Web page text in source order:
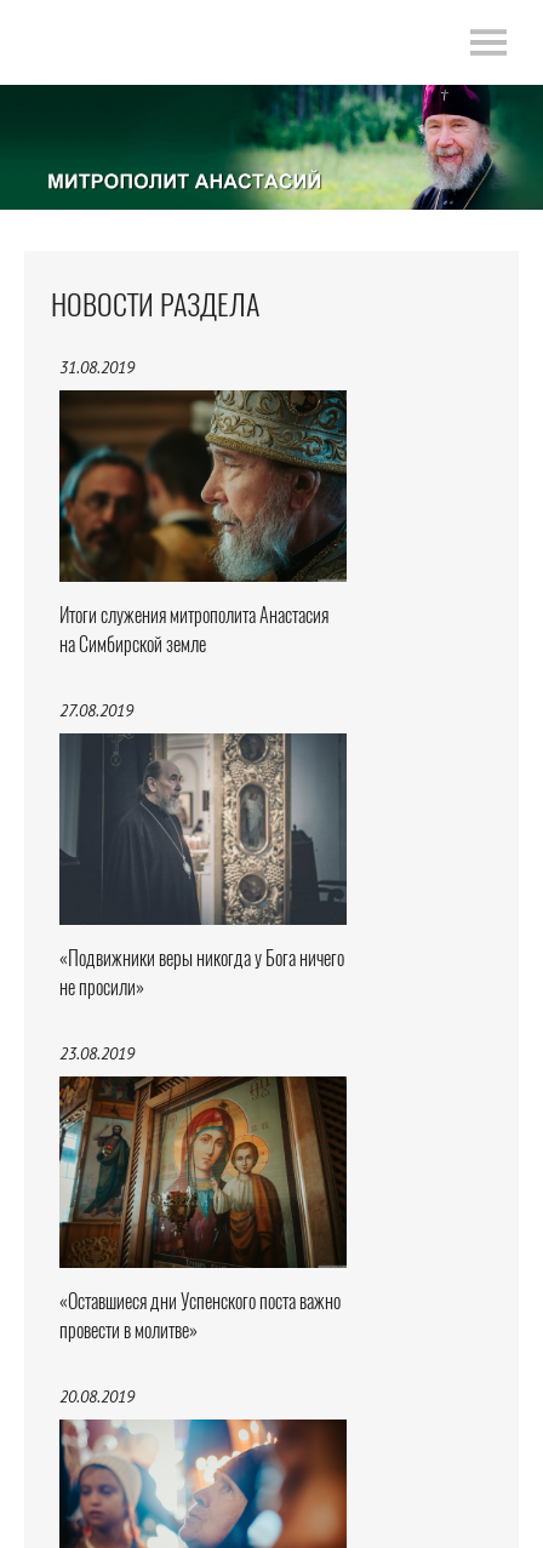
НОВОСТИ РАЗДЕЛА
31.08.2019
Итоги служения митрополита Анастасия
на Симбирской земле
27.08.2019
«Подвижники веры никогда у Бога ничего
не просили»
23.08.2019
«Оставшиеся дни Успенского поста важно
провести в молитве»
20.08.2019